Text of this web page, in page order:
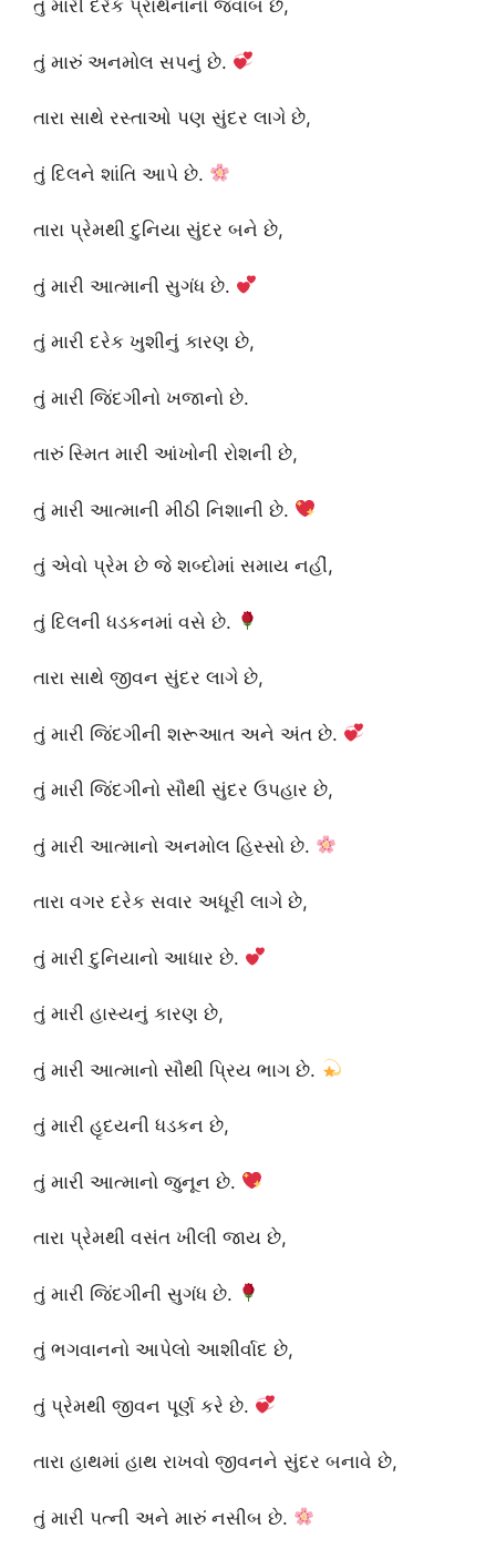
તું મારી દરેક પ્રાર્થનાનો જવાબ છે,
તું મારું અનમોલ સપનું છે.
તારા સાથે રસ્તાઓ પણ સુંદર લાગે છે,
તું દિલને શાંતિ આપે છે.
તારા પ્રેમથી દુનિયા સુંદર બને છે,
તું મારી આત્માની સુગંધ છે.
તું મારી દરેક ખુશીનું કારણ છે,
તું મારી જિંદગીનો ખજાનો છે.
તારું સ્મિત મારી આંખોની રોશની છે,
તું મારી આત્માની મીઠી નિશાની છે.
તું એવો પ્રેમ છે જે શબ્દોમાં સમાય નહીં,
તું દિલની ધડકનમાં વસે છે.
તારા સાથે જીવન સુંદર લાગે છે,
તું મારી જિંદગીની શરૂઆત અને અંત છે.
તું મારી જિંદગીનો સૌથી સુંદર ઉપહાર છે,
તું મારી આત્માનો અનમોલ હિસ્સો છે.
તારા વગર દરેક સવાર અધૂરી લાગે છે,
તું મારી દુનિયાનો આધાર છે.
તું મારી હાસ્યનું કારણ છે,
તું મારી આત્માનો સૌથી પ્રિય ભાગ છે.
તું મારી હૃદયની ધડકન છે,
તું મારી આત્માનો જુનૂન છે.
તારા પ્રેમથી વસંત ખીલી જાય છે,
તું મારી જિંદગીની સુગંધ છે.
તું ભગવાનનો આપેલો આશીર્વાદ છે,
તું પ્રેમથી જીવન પૂર્ણ કરે છે.
તારા હાથમાં હાથ રાખવો જીવનને સુંદર બનાવે છે,
તું મારી પત્ની અને મારું નસીબ છે.